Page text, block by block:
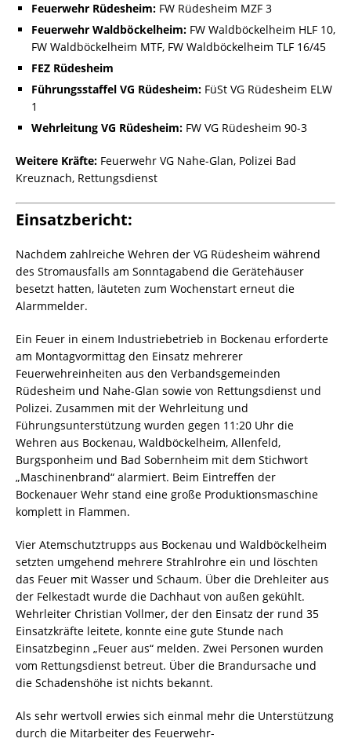
Feuerwehr Rüdesheim: FW Rüdesheim MZF 3
Feuerwehr Waldböckelheim: FW Waldböckelheim HLF 10,
FW Waldböckelheim MTF, FW Waldböckelheim TLF 16/45
FEZ Rüdesheim
Führungsstaffel VG Rüdesheim: FüSt VG Rüdesheim ELW
1
Wehrleitung VG Rüdesheim: FW VG Rüdesheim 90-3
Weitere Kräfte: Feuerwehr VG Nahe-Glan, Polizei Bad
Kreuznach, Rettungsdienst
Einsatzbericht:
Nachdem zahlreiche Wehren der VG Rüdesheim während
des Stromausfalls am Sonntagabend die Gerätehäuser
besetzt hatten, läuteten zum Wochenstart erneut die
Alarmmelder.
Ein Feuer in einem Industriebetrieb in Bockenau erforderte
am Montagvormittag den Einsatz mehrerer
Feuerwehreinheiten aus den Verbandsgemeinden
Rüdesheim und Nahe-Glan sowie von Rettungsdienst und
Polizei. Zusammen mit der Wehrleitung und
Führungsunterstützung wurden gegen 11:20 Uhr die
Wehren aus Bockenau, Waldböckelheim, Allenfeld,
Burgsponheim und Bad Sobernheim mit dem Stichwort
„Maschinenbrand“ alarmiert. Beim Eintreffen der
Bockenauer Wehr stand eine große Produktionsmaschine
komplett in Flammen.
Vier Atemschutztrupps aus Bockenau und Waldböckelheim
setzten umgehend mehrere Strahlrohre ein und löschten
das Feuer mit Wasser und Schaum. Über die Drehleiter aus
der Felkestadt wurde die Dachhaut von außen gekühlt.
Wehrleiter Christian Vollmer, der den Einsatz der rund 35
Einsatzkräfte leitete, konnte eine gute Stunde nach
Einsatzbeginn „Feuer aus“ melden. Zwei Personen wurden
vom Rettungsdienst betreut. Über die Brandursache und
die Schadenshöhe ist nichts bekannt.
Als sehr wertvoll erwies sich einmal mehr die Unterstützung
durch die Mitarbeiter des Feuerwehr-